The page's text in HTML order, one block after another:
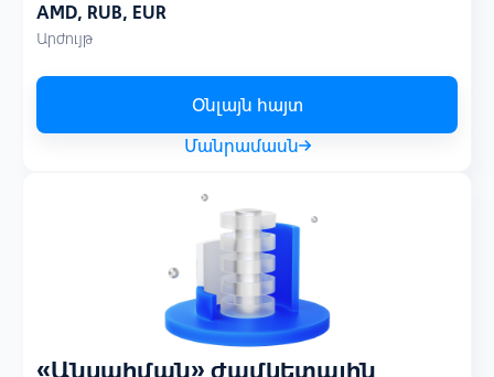
AMD, RUB, EUR
Արժույթ
Օնլայն հայտ
Մանրամասն
«Անսահման»‎ ժամկետային